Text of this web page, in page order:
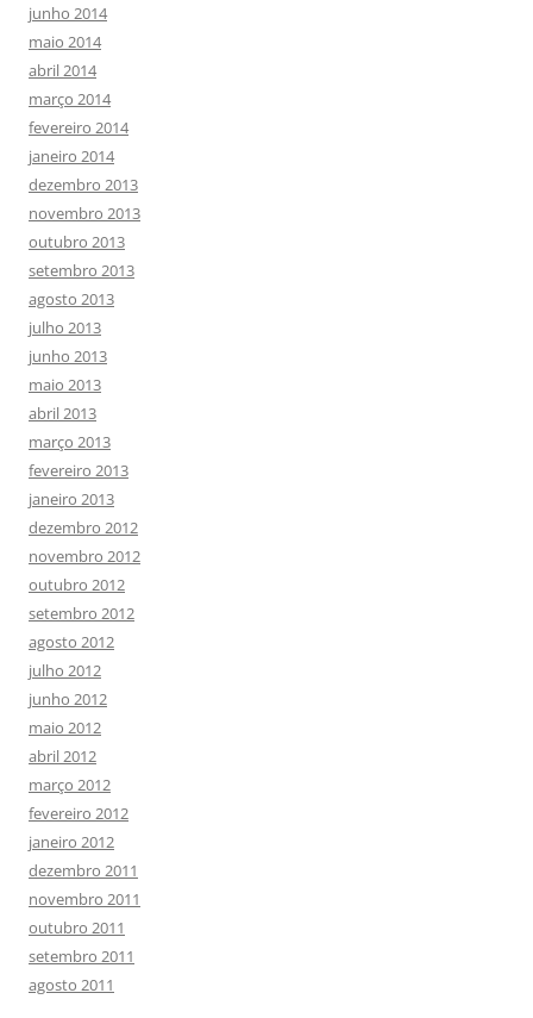
junho 2014
maio 2014
abril 2014
março 2014
fevereiro 2014
janeiro 2014
dezembro 2013
novembro 2013
outubro 2013
setembro 2013
agosto 2013
julho 2013
junho 2013
maio 2013
abril 2013
março 2013
fevereiro 2013
janeiro 2013
dezembro 2012
novembro 2012
outubro 2012
setembro 2012
agosto 2012
julho 2012
junho 2012
maio 2012
abril 2012
março 2012
fevereiro 2012
janeiro 2012
dezembro 2011
novembro 2011
outubro 2011
setembro 2011
agosto 2011